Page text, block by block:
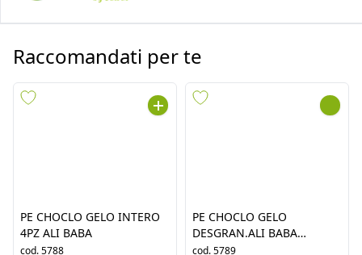
Raccomandati per te
cod.5788
Congelato
12x500GR
cod.5789
Congelato